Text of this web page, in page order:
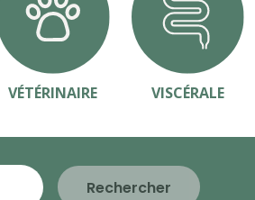
VÉTÉRINAIRE VISCÉRALE
Rechercher